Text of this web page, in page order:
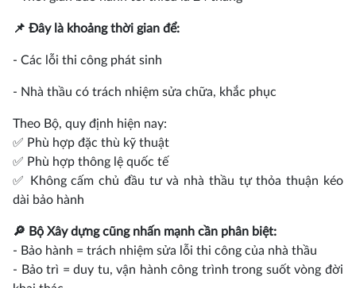
📌 Đây là khoảng thời gian để:
- Các lỗi thi công phát sinh
- Nhà thầu có trách nhiệm sửa chữa, khắc phục
Theo Bộ, quy định hiện nay:
✅ Phù hợp đặc thù kỹ thuật
✅ Phù hợp thông lệ quốc tế
✅ Không cấm chủ đầu tư và nhà thầu tự thỏa thuận kéo
dài bảo hành
🔎 Bộ Xây dựng cũng nhấn mạnh cần phân biệt:
- Bảo hành = trách nhiệm sửa lỗi thi công của nhà thầu
- Bảo trì = duy tu, vận hành công trình trong suốt vòng đời